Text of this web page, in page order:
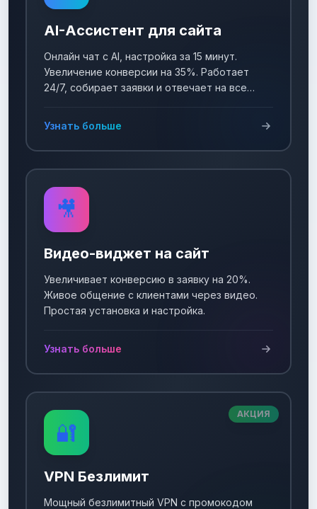
AI-Ассистент для сайта
Онлайн чат с AI, настройка за 15 минут.
Увеличение конверсии на 35%. Работает
24/7, собирает заявки и отвечает на все
Узнать больше
🎥
Видео-виджет на сайт
Увеличивает конверсию в заявку на 20%.
Живое общение с клиентами через видео.
Простая установка и настройка.
Узнать больше
АКЦИЯ
🔐
VPN Безлимит
Мощный безлимитный VPN с промокодом